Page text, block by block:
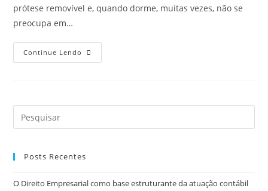
prótese removível e, quando dorme, muitas vezes, não se
preocupa em…
Continue Lendo
Posts Recentes
O Direito Empresarial como base estruturante da atuação contábil